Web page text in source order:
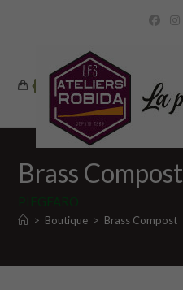
Brass Compost
PIEGFARO
> Boutique > Brass Compost